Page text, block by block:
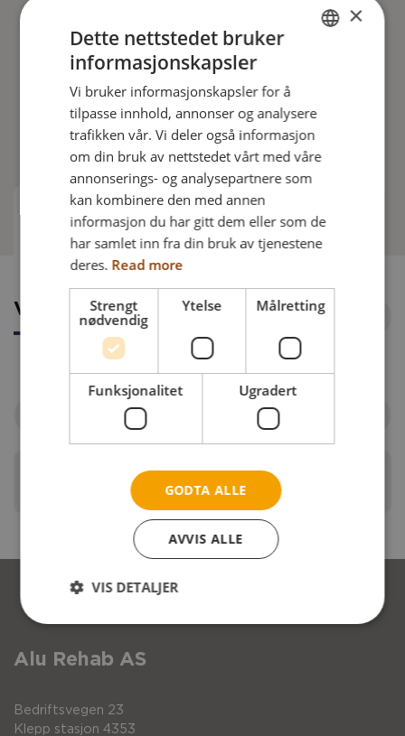
Leggbånd gir underbenene et fleksibelt og stort
støtteområde. Dermed kan den nødvendige
stabilitet oppnås, og trykkpunkter kan forhindres.
Varer å bestille
Varer å bestille
Filtrer etter rullestol
Komplett leggbånd
Alu Rehab AS
Bedriftsvegen 23
Klepp stasjon 4353
DANISH
GERMAN
NORWEGIAN
×
Dette nettstedet bruker
informasjonskapsler
Vi bruker informasjonskapsler for å
tilpasse innhold, annonser og analysere
trafikken vår. Vi deler også informasjon
om din bruk av nettstedet vårt med våre
annonserings- og analysepartnere som
kan kombinere den med annen
informasjon du har gitt dem eller som de
har samlet inn fra din bruk av tjenestene
deres. Read more
Strengt
nødvendig
Ytelse Målretting
Funksjonalitet Ugradert
GODTA ALLE
AVVIS ALLE
VIS DETALJER